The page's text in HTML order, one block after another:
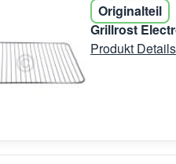
Originalteil
Grillrost
Produkt Details